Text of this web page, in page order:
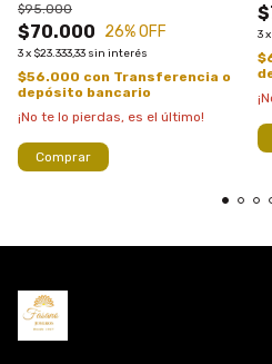
$70.000
$95.000
26% OFF
3x $23.333,33 sin interés
$56.000 con Transferencia o
depósito bancario
¡No te lo pierdas, es el último!
Comprar
3x